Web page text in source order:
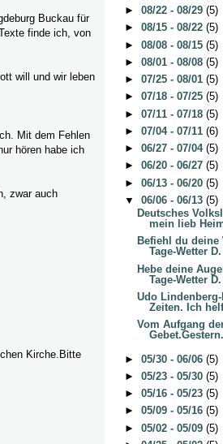
Buckau für
finde ich, von
will und wir leben
Mit dem Fehlen
hören habe ich
zwar auch
Kirche.Bitte
► 08/22 - 08/29 (5)
► 08/15 - 08/22 (5)
► 08/08 - 08/15 (5)
► 08/01 - 08/08 (5)
► 07/25 - 08/01 (5)
► 07/18 - 07/25 (5)
► 07/11 - 07/18 (5)
► 07/04 - 07/11 (6)
► 06/27 - 07/04 (5)
► 06/20 - 06/27 (5)
► 06/13 - 06/20 (5)
▼ 06/06 - 06/13 (5)
Deutsches
mein lieb
Befiehl du deine
Tage-Wetter
Hebe deine
Tage-Wetter
Udo
Zeiten. Ich
Vom Aufgang
► 05/30 - 06/06 (5)
► 05/23 - 05/30 (5)
► 05/16 - 05/23 (5)
► 05/09 - 05/16 (5)
► 05/02 - 05/09 (5)